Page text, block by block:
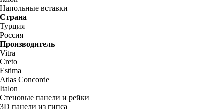
Напольные вставки
Страна
Турция
Россия
Производитель
Vitra
Creto
Estima
Atlas Concorde
Italon
Стеновые панели и рейки
3D панели из гипса